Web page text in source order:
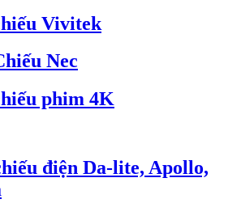
Vivitek
Nec
phim 4K
điện Da-lite, Apollo,